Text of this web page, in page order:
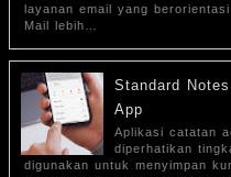
layanan email yang
Mail lebih…
Standard
App
Aplikasi catatan
diperhatikan
digunakan untuk menyimpan